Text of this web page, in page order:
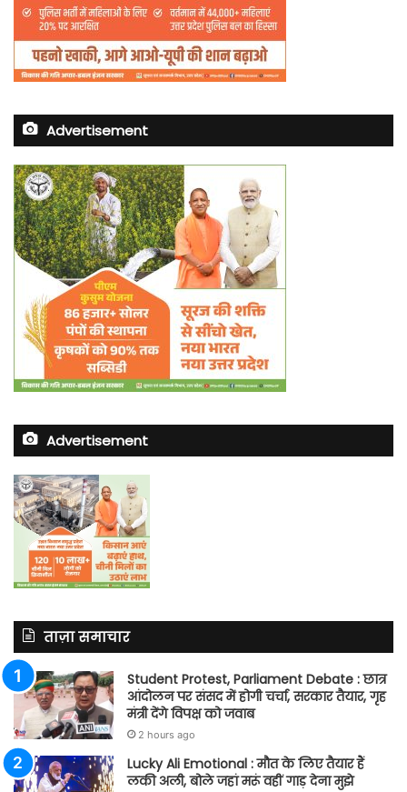
Advertisement
Advertisement
ताज़ा समाचार
Student Protest, Parliament Debate : छात्र
आंदोलन पर संसद में होगी चर्चा, सरकार तैयार, गृह
मंत्री देंगे विपक्ष को जवाब
2 hours ago
Lucky Ali Emotional : मौत के लिए तैयार हैं
लकी अली, बोले जहां मरूं वहीं गाड़ देना मुझे